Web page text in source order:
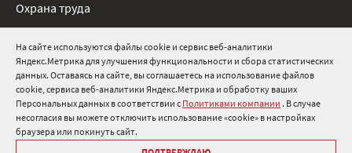
На сайте используются файлы cookie и сервис веб-аналитики
Яндекс.Метрика для улучшения функциональности и сбора статистических
данных. Оставаясь на сайте, вы соглашаетесь на использование файлов
cookie, сервиса веб-аналитики Яндекс.Метрика и обработку ваших
Персональных данных в соответствии с Политиками компании . В случае
несогласия вы можете отключить использование «cookie» в настройках
браузера или покинуть сайт.
8 800 511 91 82
info@onduline.ru
Россия Беларусь Казахстан
Охрана труда